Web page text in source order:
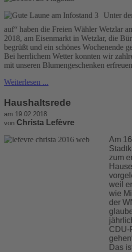
Unter
auf“ haben die Freien Wähler Wetzlar
2018, am Eisenmarkt in Wetzlar, die
begrüßt und ein schönes Wochenende
Bei herrlichem Wetter konnten wir
mit unseren Blumengeschenken
Weiterlesen ...
Haushaltsrede
am 19.02.2018
von Christa Lefèvre
Am
zum
weil
wie
der
CDU-
Das